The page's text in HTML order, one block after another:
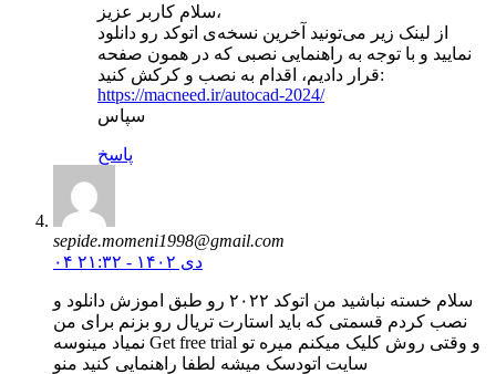
سلام کاربر عزیز،
از لینک زیر می‌تونید آخرین نسخه‌ی اتوکد رو دانلود
نمایید و با توجه به راهنمایی نصبی که در همون صفحه
قرار دادیم، اقدام به نصب و کرکش کنید:
https://macneed.ir/autocad-2024/
سپاس
پاسخ
sepide.momeni1998@gmail.com
۰۴ دی ۱۴۰۲ - ۲۱:۳۲
سلام خسته نباشید من اتوکد ۲۰۲۲ رو طبق اموزش دانلود و
نصب کردم قسمتی که باید استارت تریال رو بزنم برای من
نمیاد مینوسه Get free trial و وقتی روش کلیک میکنم میره تو
سایت اتودسک میشه لطفا راهنمایی کنید منو